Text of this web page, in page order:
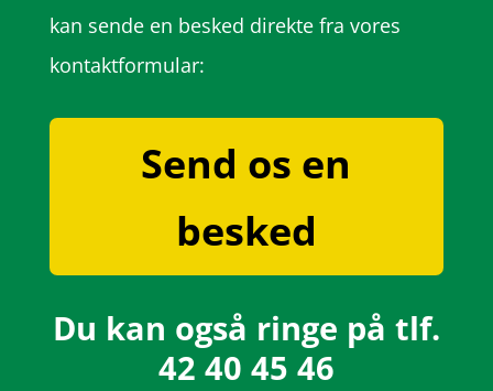
kan sende en besked direkte fra vores
kontaktformular:
Send os en
besked
Du kan også ringe på tlf.
42 40 45 46